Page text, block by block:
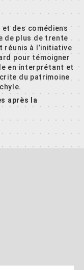
des comédiens
de plus de trente
réunis à l’initiative
pour témoigner
en interprétant et
du patrimoine
après la